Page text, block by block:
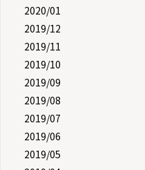
2020/01
2019/12
2019/11
2019/10
2019/09
2019/08
2019/07
2019/06
2019/05